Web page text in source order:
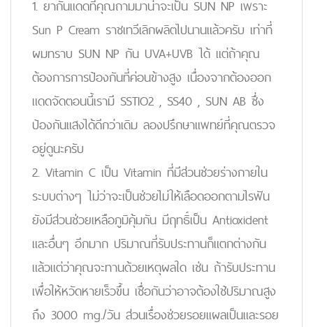
1. ยากันแดดที่คุณถามมาน่าจะเป็น SUN NP เพราะ
Sun P Cream ราชเทวีเลิกผลิตไปนานแล้วครับ เท่าที่
ผมทราบ SUN NP กัน UVA+UVB ได้ แต่ถ้าคุณ
ต้องการการป้องกันที่ค่อนข้างสูง เนื่องจากต้องออก
แดดจัดตอนนี้เรามี SSTIO2 , SS40 , SUN AB ซึ่ง
ป้องกันแสงได้ดีกว่าเดิม ลองปรึกษาแพทย์ที่คุณตรวจ
อยู่ดูนะครับ
2. Vitamin C เป็น Vitamin ที่มีส่วนช่วยร่างกายใน
ระบบต่างๆ ไม่ว่าจะเป็นช่วยไม่ให้เลือดออกตามไรฟัน
ยังมีส่วนช่วยเหลือภูมิคุ้มกัน มีฤทธิ์เป็น Antioxident
และอื่นๆ อีกมาก ปริมาณที่รับประทานก็แตกต่างกัน
แล้วแต่ว่าคุณจะทานด้วยเหตุผลใด เช่น ถ้ารับประทาน
เพื่อให้หวัดหายเร็วขึ้น เชื่อกันว่าอาจต้องใช้ปริมาณสูง
ถึง 3000 mg./วัน ส่วนเรื่องช่วยรอยแผลเป็นและรอย